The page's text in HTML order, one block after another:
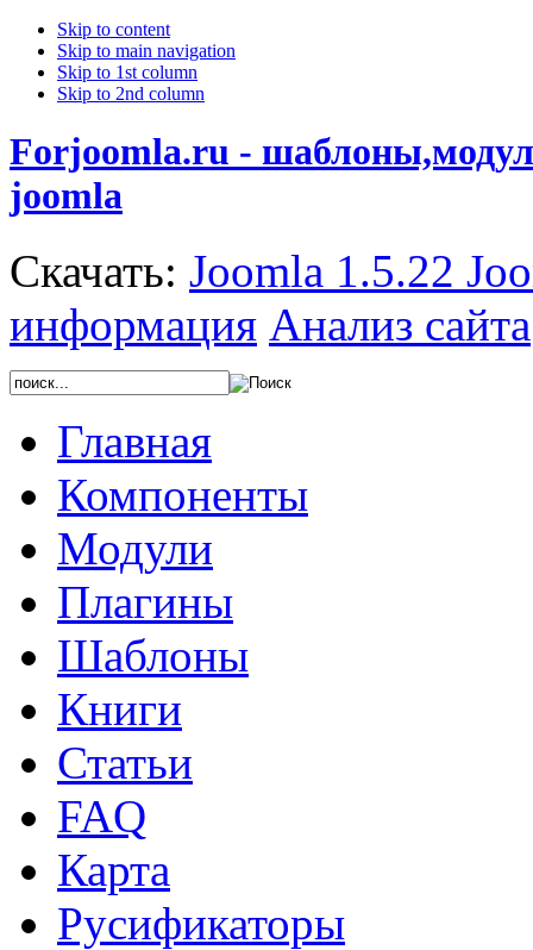
Skip to content
Skip to main navigation
Skip to 1st column
Skip to 2nd column
Forjoomla.ru -
joomla
Скачать: Joomla 1.5.22
информация Анализ сайта
Главная
Компоненты
Модули
Плагины
Шаблоны
Книги
Статьи
FAQ
Карта
Русификаторы